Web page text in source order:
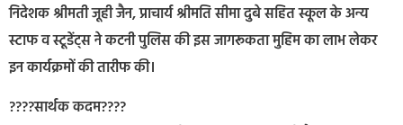
निदेशक श्रीमती जूही जैन, प्राचार्य श्रीमति सीमा दुबे सहित स्कूल के अन्य
स्टाफ व स्टूडेंट्स ने कटनी पुलिस की इस जागरूकता मुहिम का लाभ लेकर
इन कार्यक्रमों की तारीफ की।
????सार्थक कदम????